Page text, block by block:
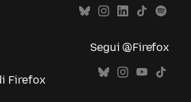
Firefox
Segui @Firefox